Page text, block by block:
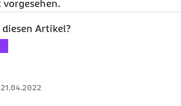
Artikel?
Sterne
3 Sterne4 Sterne
Bewertung: 5 Sterne
21.04.2022